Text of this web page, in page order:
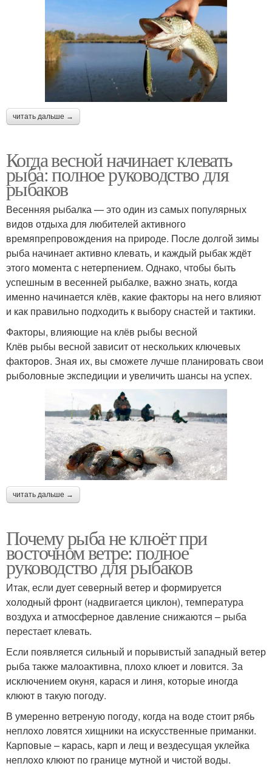
читать дальше →
Когда весной начинает клевать
рыба: полное руководство для
рыбаков
Весенняя рыбалка — это один из самых популярных
видов отдыха для любителей активного
времяпрепровождения на природе. После долгой зимы
рыба начинает активно клевать, и каждый рыбак ждёт
этого момента с нетерпением. Однако, чтобы быть
успешным в весенней рыбалке, важно знать, когда
именно начинается клёв, какие факторы на него влияют
и как правильно подходить к выбору снастей и тактики.
Факторы, влияющие на клёв рыбы весной
Клёв рыбы весной зависит от нескольких ключевых
факторов. Зная их, вы сможете лучше планировать свои
рыболовные экспедиции и увеличить шансы на успех.
читать дальше →
Почему рыба не клюёт при
восточном ветре: полное
руководство для рыбаков
Итак, если дует северный ветер и формируется
холодный фронт (надвигается циклон), температура
воздуха и атмосферное давление снижаются – рыба
перестает клевать.
Если появляется сильный и порывистый западный ветер
рыба также малоактивна, плохо клюет и ловится. За
исключением окуня, карася и линя, которые иногда
клюют в такую погоду.
В умеренно ветреную погоду, когда на воде стоит рябь
неплохо ловятся хищники на искусственные приманки.
Карповые – карась, карп и лещ и вездесущая уклейка
неплохо клюют по границе мутной и чистой воды.